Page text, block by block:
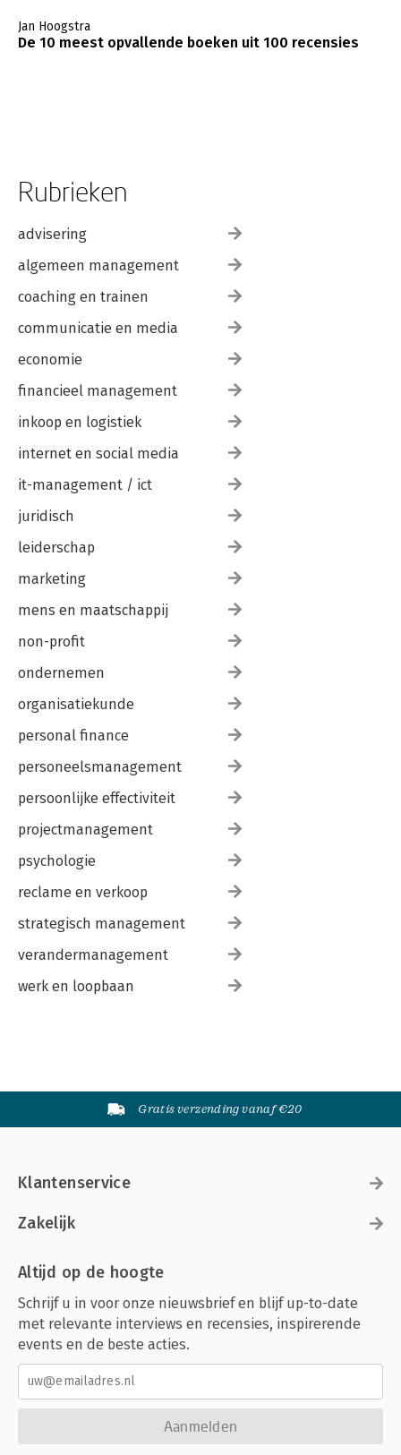
Jan Hoogstra
De 10 meest opvallende boeken uit 100 recensies
Rubrieken
advisering
algemeen management
coaching en trainen
communicatie en media
economie
financieel management
inkoop en logistiek
internet en social media
it-management / ict
juridisch
leiderschap
marketing
mens en maatschappij
non-profit
ondernemen
organisatiekunde
personal finance
personeelsmanagement
persoonlijke effectiviteit
projectmanagement
psychologie
reclame en verkoop
strategisch management
verandermanagement
werk en loopbaan
Gratis verzending vanaf €20
Klantenservice
Zakelijk
Altijd op de hoogte
Schrijf u in voor onze nieuwsbrief en blijf up-to-date
met relevante interviews en recensies, inspirerende
events en de beste acties.
Aanmelden